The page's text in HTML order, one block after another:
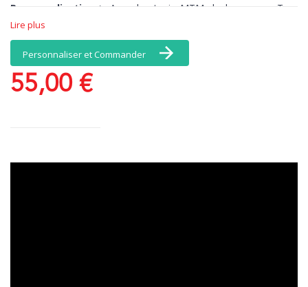
Personnalisation >
Avec les tapis MTM de la gamme Top,
vous avez une infinité de choix de coloris et de matériaux, et, en
par exemple vos tapis avec votre nom. Il n’y a pas de limites à
vos émotions.
Perfection >
Lire plus
Personnaliser et Commander
55,00 €